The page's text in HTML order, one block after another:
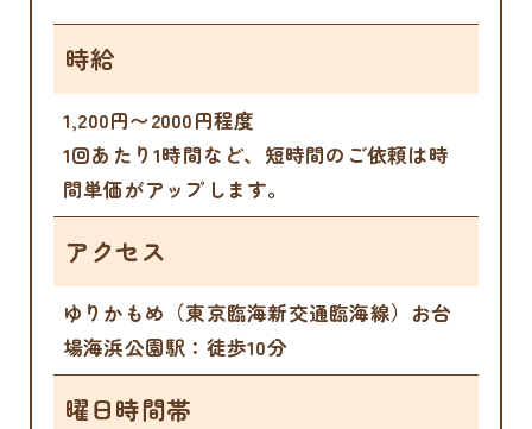
時給
1,200円〜2000円程度
1回あたり1時間など、短時間のご依頼は時
間単価がアップします。
アクセス
ゆりかもめ（東京臨海新交通臨海線）お台
場海浜公園駅：徒歩10分
曜日時間帯